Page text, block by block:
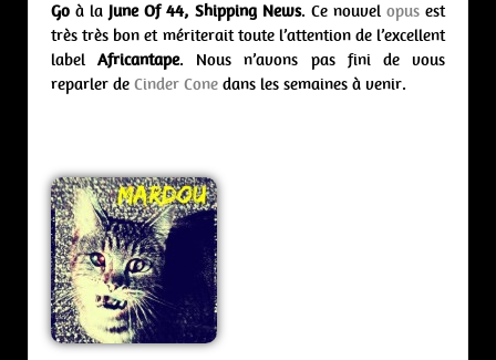
Go à la June Of 44, Shipping News. Ce nouvel opusest
très très bon et mériterait toute l’attention de l’excellent
labelAfricantape. Nous n’avons pas fini de vous
reparler de Cinder Cone dans les semaines à venir.